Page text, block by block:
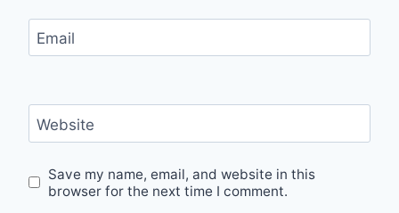
Email
Website
Save my name, email, and website in this
browser for the next time I comment.